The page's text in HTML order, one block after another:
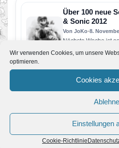
Wir verwenden Cookies, um unsere
optimieren.
Cookies
Einstellungen
Cookie-Richtlinie
Über 100 neue
& Sonic 2012
Von JoKo•8.
Nächste Woche ist
Mario & Sonic bei
im Handel…
Neuer Trailer zu
Von JoKo•31. Oktober
Neue
Von JoKo•20. Oktober
Nicht mehr lange,
bei den